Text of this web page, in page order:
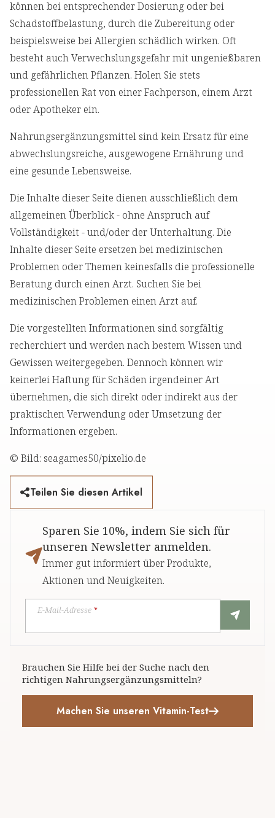
können bei entsprechender Dosierung oder bei
Schadstoffbelastung, durch die Zubereitung oder
beispielsweise bei Allergien schädlich wirken. Oft
besteht auch Verwechslungsgefahr mit ungenießbaren
und gefährlichen Pflanzen. Holen Sie stets
professionellen Rat von einer Fachperson, einem Arzt
oder Apotheker ein.
Nahrungsergänzungsmittel sind kein Ersatz für eine
abwechslungsreiche, ausgewogene Ernährung und
eine gesunde Lebensweise.
Die Inhalte dieser Seite dienen ausschließlich dem
allgemeinen Überblick - ohne Anspruch auf
Vollständigkeit - und/oder der Unterhaltung. Die
Inhalte dieser Seite ersetzen bei medizinischen
Problemen oder Themen keinesfalls die professionelle
Beratung durch einen Arzt. Suchen Sie bei
medizinischen Problemen einen Arzt auf.
Die vorgestellten Informationen sind sorgfältig
recherchiert und werden nach bestem Wissen und
Gewissen weitergegeben. Dennoch können wir
keinerlei Haftung für Schäden irgendeiner Art
übernehmen, die sich direkt oder indirekt aus der
praktischen Verwendung oder Umsetzung der
Informationen ergeben.
© Bild: seagames50/pixelio.de
Teilen Sie diesen Artikel
Sparen Sie 10%, indem Sie sich für
unseren Newsletter anmelden.
Immer gut informiert über Produkte,
Aktionen und Neuigkeiten.
E-Mail-Adresse *
Brauchen Sie Hilfe bei der Suche nach den
richtigen Nahrungsergänzungsmitteln?
Machen Sie unseren Vitamin-Test